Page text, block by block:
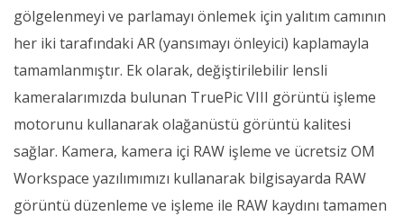
gölgelenmeyi ve parlamayı önlemek için yalıtım camının
her iki tarafındaki AR (yansımayı önleyici) kaplamayla
tamamlanmıştır. Ek olarak, değiştirilebilir lensli
kameralarımızda bulunan TruePic VIII görüntü işleme
motorunu kullanarak olağanüstü görüntü kalitesi
sağlar. Kamera, kamera içi RAW işleme ve ücretsiz OM
Workspace yazılımımızı kullanarak bilgisayarda RAW
görüntü düzenleme ve işleme ile RAW kaydını tamamen